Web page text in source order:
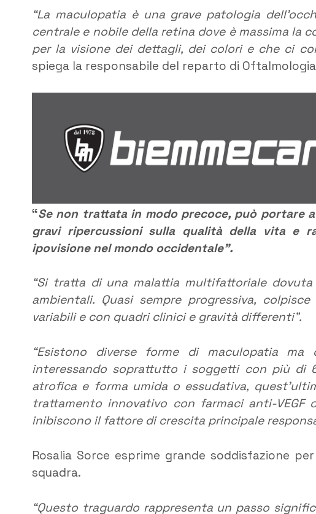
“La maculopatia è una grave patologia
centrale e nobile della retina dove è massima la
per la visione dei dettagli, dei colori e che ci
spiega la responsabile del reparto di Oftalmologia
“Se non trattata in modo precoce, può portare
gravi ripercussioni sulla qualità della vita e
ipovisione nel mondo occidentale”.
“Si tratta di una malattia multifattoriale
ambientali. Quasi sempre progressiva,
variabili e con quadri clinici e gravità differenti”.
“Esistono diverse forme di maculopatia
interessando soprattutto i soggetti con più di
atrofica e forma umida o essudativa,
trattamento innovativo con farmaci anti-VEGF
inibiscono il fattore di crescita principale
Rosalia Sorce esprime grande soddisfazione
squadra.
“Questo traguardo rappresenta un passo